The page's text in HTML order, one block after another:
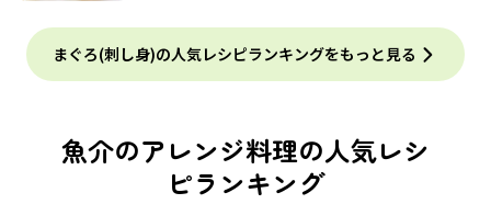
まぐろ(刺し身)の人気レシピランキングをもっと見る
魚介のアレンジ料理の人気レシ
ピランキング